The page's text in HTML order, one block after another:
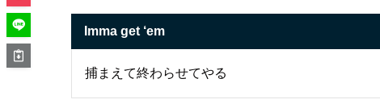
Imma get ‘em
捕まえて終わらせてやる